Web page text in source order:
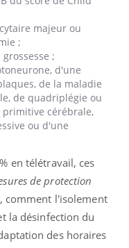
majeur ou
;
;
d'une
de la maladie
de quadriplégie ou
cérébrale,
ou d'une
en télétravail, ces
de protection
comment l'isolement
la désinfection du
des horaires